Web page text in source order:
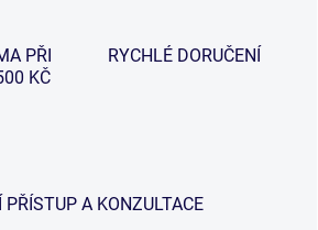
PŘI
KČ
RYCHLÉ DORUČENÍ
PŘÍSTUP A KONZULTACE